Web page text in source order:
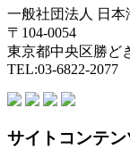
一般社団法人 日本
〒104-0054
東京都中央区勝ど
TEL:03-6822-2077
サイトコンテン